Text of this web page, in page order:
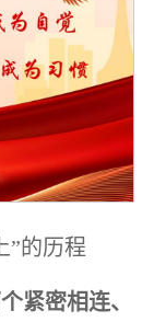
”的历程
紧密相连、